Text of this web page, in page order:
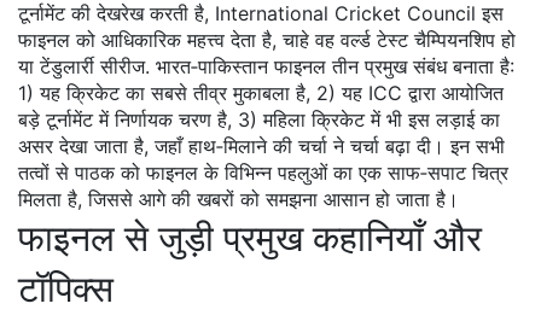
टूर्नामेंट की देखरेख करती है, International Cricket Council इस
फाइनल को आधिकारिक महत्त्व देता है, चाहे वह वर्ल्ड टेस्ट चैम्पियनशिप हो
या टेंडुलार्री सीरीज. भारत‑पाकिस्तान फाइनल तीन प्रमुख संबंध बनाता है:
1) यह क्रिकेट का सबसे तीव्र मुकाबला है, 2) यह ICC द्वारा आयोजित
बड़े टूर्नामेंट में निर्णायक चरण है, 3) महिला क्रिकेट में भी इस लड़ाई का
असर देखा जाता है, जहाँ हाथ‑मिलाने की चर्चा ने चर्चा बढ़ा दी। इन सभी
तत्वों से पाठक को फाइनल के विभिन्न पहलुओं का एक साफ‑सपाट चित्र
मिलता है, जिससे आगे की खबरों को समझना आसान हो जाता है।
फाइनल से जुड़ी प्रमुख कहानियाँ और
टॉपिक्स